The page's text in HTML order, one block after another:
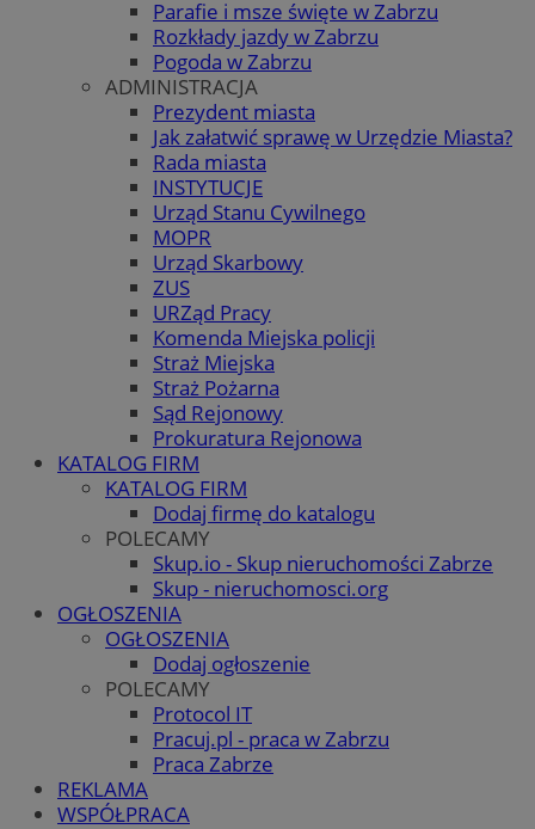
Parafie i msze święte w Zabrzu
Rozkłady jazdy w Zabrzu
Pogoda w Zabrzu
ADMINISTRACJA
Prezydent miasta
Jak załatwić sprawę w Urzędzie Miasta?
Rada miasta
INSTYTUCJE
Urząd Stanu Cywilnego
MOPR
Urząd Skarbowy
ZUS
URZąd Pracy
Komenda Miejska policji
Straż Miejska
Straż Pożarna
Sąd Rejonowy
Prokuratura Rejonowa
KATALOG FIRM
KATALOG FIRM
Dodaj firmę do katalogu
POLECAMY
Skup.io - Skup nieruchomości Zabrze
Skup - nieruchomosci.org
OGŁOSZENIA
OGŁOSZENIA
Dodaj ogłoszenie
POLECAMY
Protocol IT
Pracuj.pl - praca w Zabrzu
Praca Zabrze
REKLAMA
WSPÓŁPRACA